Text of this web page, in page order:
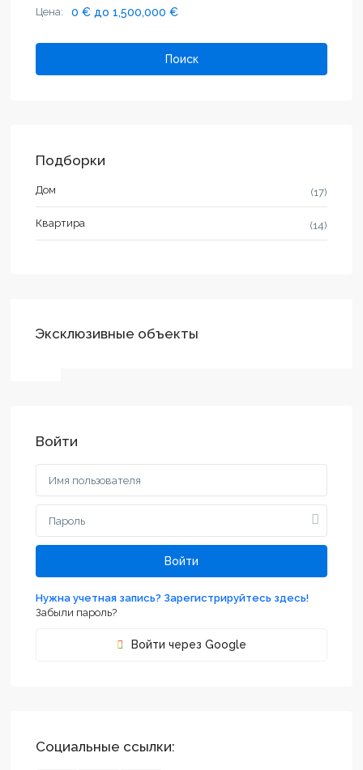
Цена: 0 € до 1,500,000 €
Поиск
Подборки
Дом (17)
Квартира (14)
Эксклюзивные объекты
Войти
Войти
Нужна учетная запись? Зарегистрируйтесь здесь!
Забыли пароль?
Войти через Google
Социальные ссылки: